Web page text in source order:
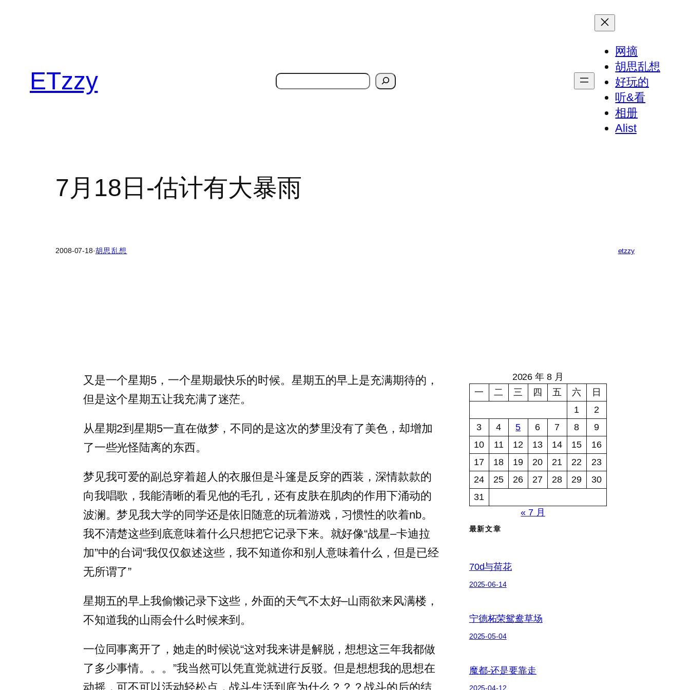
ETzzy
搜
网摘
胡思乱想
好玩的
听&看
相册
Alist
7月18日-估计有大暴雨
2008-07-18·胡思乱想 etzzy
又是一个星期5，一个星期最快乐的时候。星期五的早上是充满期待的，
但是这个星期五让我充满了迷茫。
从星期2到星期5一直在做梦，不同的是这次的梦里没有了美色，却增加
了一些光怪陆离的东西。
梦见我可爱的副总穿着超人的衣服但是斗篷是反穿的西装，深情款款的
向我唱歌，我能清晰的看见他的毛孔，还有皮肤在肌肉的作用下涌动的
波澜。梦见我大学的同学还是依旧随意的玩着游戏，习惯性的吹着nb。
我不清楚这些到底意味着什么只想把它记录下来。就好像“战星–卡迪拉
加”中的台词“我仅仅叙述这些，我不知道你和别人意味着什么，但是已经
无所谓了”
星期五的早上我偷懒记录下这些，外面的天气不太好–山雨欲来风满楼，
不知道我的山雨会什么时候来到。
一位同事离开了，她走的时候说“这对我来讲是解脱，想想这三年我都做
了多少事情。。。”我当然可以凭直觉就进行反驳。但是想想我的思想在
动摇，可不可以活动轻松点，战斗生活到底为什么？？？战斗的后的结
2026 年 8 月
一
二 三 四 五 六
日
1
2
3
4 5 6 7 8
9
10
11 12 13 14 15
16
17
18 19 20 21 22
23
24
25 26 27 28 29
30
31
« 7 月
最新文章
70d与荷花
2025-06-14
宁德柘荣鸳鸯草场
2025-05-04
魔都-还是要靠走
2025-04-12